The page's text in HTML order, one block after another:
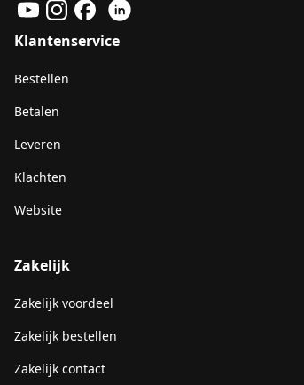
Klantenservice
Bestellen
Betalen
Leveren
Klachten
Website
Zakelijk
Zakelijk voordeel
Zakelijk bestellen
Zakelijk contact